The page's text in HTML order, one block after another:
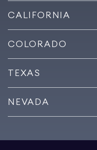
CALIFORNIA
COLORADO
TEXAS
NEVADA